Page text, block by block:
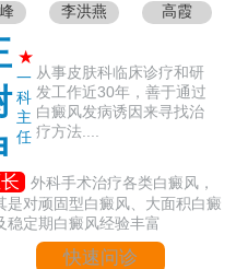
李洪燕 高霞
★
一
科
主
任
从事皮肤科临床诊疗和研
发工作近30年，善于通过
白癜风发病诱因来寻找治
疗方法....
外科手术治疗各类白癜风，
是对顽固型白癜风、大面积白癜
稳定期白癜风经验丰富
快速问诊